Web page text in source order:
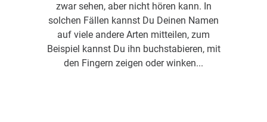
zwar sehen, aber nicht hören kann. In
solchen Fällen kannst Du Deinen Namen
auf viele andere Arten mitteilen, zum
Beispiel kannst Du ihn buchstabieren, mit
den Fingern zeigen oder winken...